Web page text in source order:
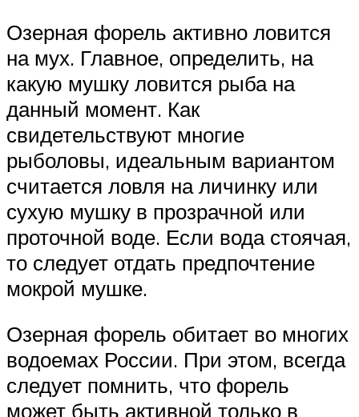
Озерная форель активно ловится
на мух. Главное, определить, на
какую мушку ловится рыба на
данный момент. Как
свидетельствуют многие
рыболовы, идеальным вариантом
считается ловля на личинку или
сухую мушку в прозрачной или
проточной воде. Если вода стоячая,
то следует отдать предпочтение
мокрой мушке.
Озерная форель обитает во многих
водоемах России. При этом, всегда
следует помнить, что форель
может быть активной только в